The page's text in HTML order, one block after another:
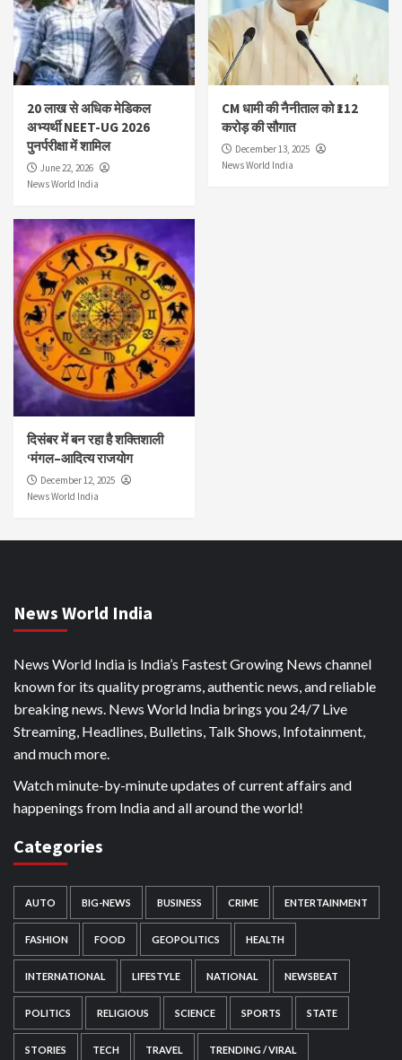
20 लाख से अधिक मेडिकल
अभ्यर्थी NEET-UG 2026
पुनर्परीक्षा में शामिल
June 22, 2026
News World India
CM धामी की नैनीताल को ₹112
करोड़ की सौगात
December 13, 2025
News World India
दिसंबर में बन रहा है शक्तिशाली
‘मंगल–आदित्य राजयोग
December 12, 2025
News World India
News World India
News World India is India’s Fastest Growing News channel
known for its quality programs, authentic news, and reliable
breaking news. News World India brings you 24/7 Live
Streaming, Headlines, Bulletins, Talk Shows, Infotainment,
and much more.
Watch minute-by-minute updates of current affairs and
happenings from India and all around the world!
Categories
AUTO BIG-NEWS BUSINESS CRIME ENTERTAINMENT
FASHION FOOD GEOPOLITICS HEALTH
INTERNATIONAL LIFESTYLE NATIONAL NEWSBEAT
POLITICS RELIGIOUS SCIENCE SPORTS STATE
STORIES TECH TRAVEL TRENDING / VIRAL